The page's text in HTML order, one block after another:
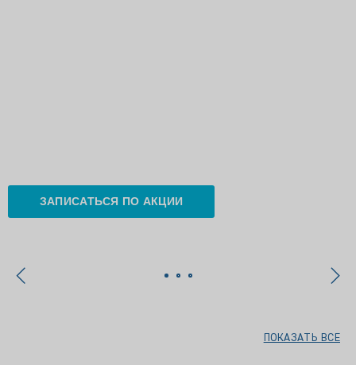
ЗАПИСАТЬСЯ ПО АКЦИИ
ПОКАЗАТЬ ВСЕ